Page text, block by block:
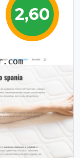
2,60